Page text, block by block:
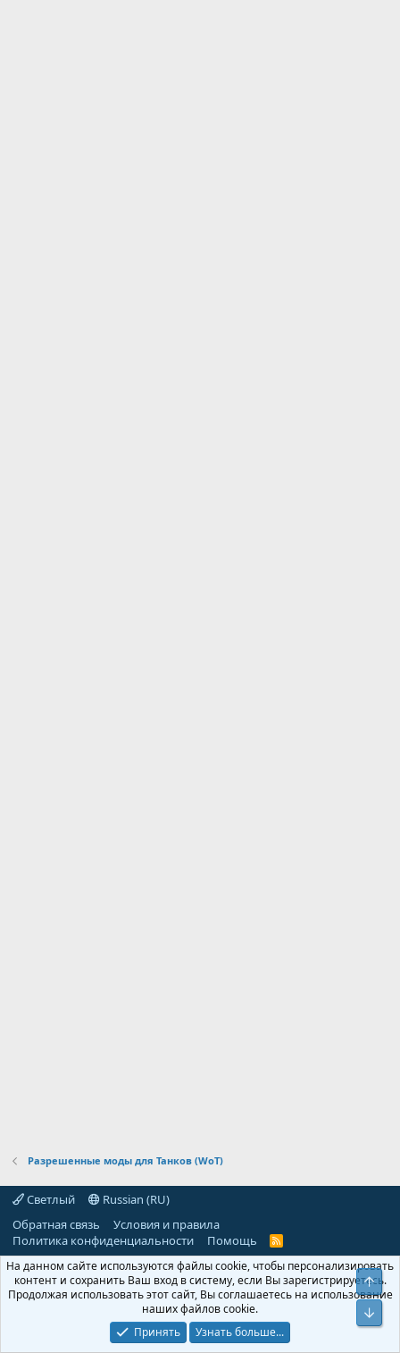
Разрешенные моды для Танков (WoT)
Светлый
Russian (RU)
Обратная связь
Условия и правила
Политика конфиденциальности
Помощь
R
S
На данном сайте используются файлы cookie, чтобы персонализировать
контент и сохранить Ваш вход в систему, если Вы зарегистрируетесь.
Продолжая использовать этот сайт, Вы соглашаетесь на использование
наших файлов cookie.
Принять
Узнать больше...